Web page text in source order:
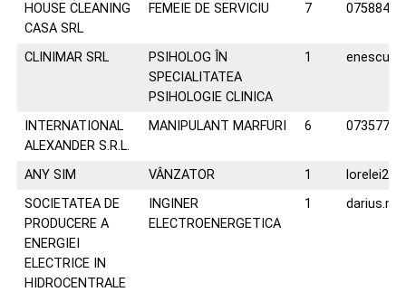
HOUSE CLEANING
CASA SRL
FEMEIE DE SERVICIU 7
CLINIMAR SRL
PSIHOLOG ÎN
SPECIALITATEA
PSIHOLOGIE CLINICA
1
INTERNATIONAL
ALEXANDER S.R.L.
MANIPULANT MARFURI 6
ANY SIM VÂNZATOR 1
SOCIETATEA DE
PRODUCERE A
ENERGIEI
ELECTRICE IN
HIDROCENTRALE
INGINER
ELECTROENERGETICA
1